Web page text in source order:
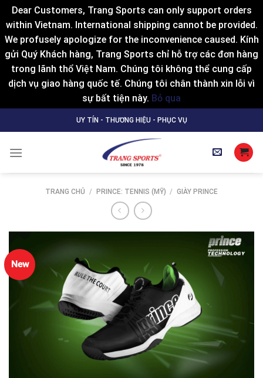
Dear Customers, Trang Sports can only support orders
within Vietnam. International shipping cannot be provided.
We profusely apologize for the inconvenience caused. Kính
gửi Quý Khách hàng, Trang Sports chỉ hỗ trợ các đơn hàng
trong lãnh thổ Việt Nam. Chúng tôi không thể cung cấp
dịch vụ giao hàng quốc tế. Chúng tôi chân thành xin lỗi vì
sự bất tiện này. Bỏ qua
to
UY TÍN - THƯƠNG HIỆU - PHỤC VỤ
TRANG CHỦ / PRINCE: TENNIS (MỸ) / GIÀY PRINCE
New